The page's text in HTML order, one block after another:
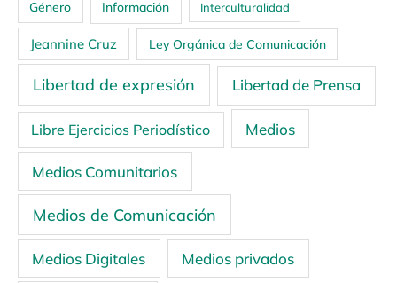
Género Información Interculturalidad
Jeannine Cruz Ley Orgánica de Comunicación
Libertad de expresión Libertad de Prensa
Libre Ejercicios Periodístico Medios
Medios Comunitarios
Medios de Comunicación
Medios Digitales Medios privados